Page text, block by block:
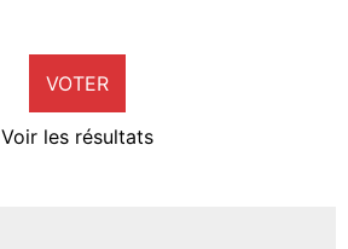
VOTER
Voir les résultats